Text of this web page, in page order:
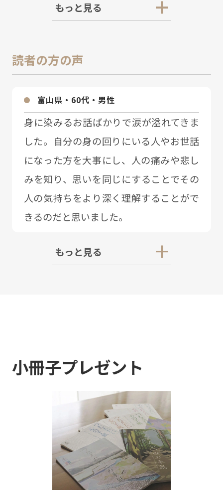
もっと見る
読者の方の声
富⼭県・60代・男性
⾝に染みるお話ばかりで涙が溢れてきま
した。⾃分の⾝の回りにいる⼈やお世話
になった⽅を⼤事にし、⼈の痛みや悲し
みを知り、思いを同じにすることでその
⼈の気持ちをより深く理解することがで
きるのだと思いました。
もっと見る
小冊子プレゼント